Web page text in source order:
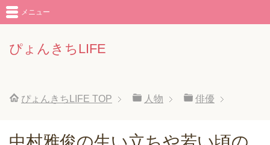
ぴょんきちLIFE
メニュー
ぴょんきちLIFE TOP 人物 俳優